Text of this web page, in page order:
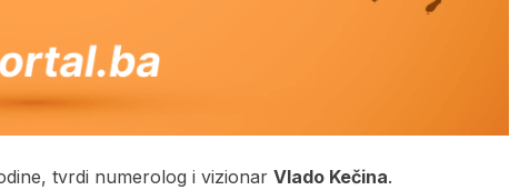
tvrdi numerolog i vizionar Vlado Kečina.